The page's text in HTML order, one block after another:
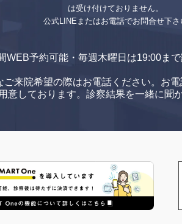
は受け付けておりません。
公式LINEまたはお電話でお問合せ下さ
WEB予約可能・毎週木曜日は19:00ま
ご来院希望の際はお電話ください。 お
しております。 診察結果を一緒に聞